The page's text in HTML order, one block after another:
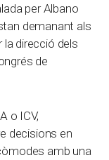
per Albano
demanant als
la direcció dels
de
o ICV,
decisions en
amb una